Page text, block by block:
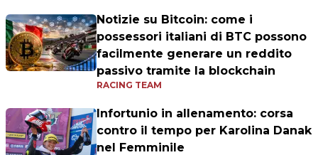
Notizie su Bitcoin: come i
possessori italiani di BTC possono
facilmente generare un reddito
passivo tramite la blockchain
RACING TEAM
Infortunio in allenamento: corsa
contro il tempo per Karolina Danak
nel Femminile